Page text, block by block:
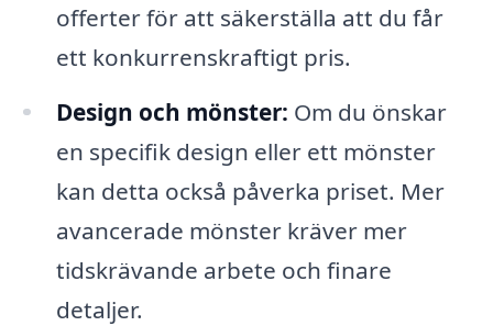
offerter för att säkerställa att du får
ett konkurrenskraftigt pris.
Design och mönster: Om du önskar
en specifik design eller ett mönster
kan detta också påverka priset. Mer
avancerade mönster kräver mer
tidskrävande arbete och finare
detaljer.